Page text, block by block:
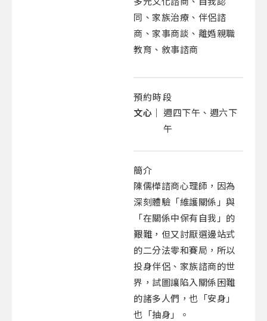
同、家族治療、伴侶諮
商、家事商談、離婚親職
教育、敘事諮商
預約時段
文心｜ 週四下午、週六下
午
簡介
陳儒樺諮商心理師，因為
深刻體驗「維護關係」與
「在關係中保有自我」的
艱難，但又討厭選邊站式
的二分法零和賽局，所以
投身伴侶、家族諮商的世
界，試圖讓陷入關係困難
的諸多人們，也「安身」
也「抽身」。